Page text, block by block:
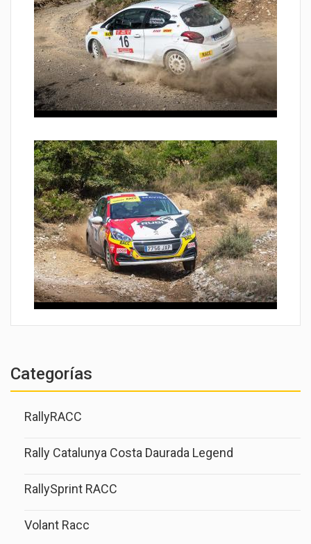
Categorías
RallyRACC
Rally Catalunya Costa Daurada Legend
RallySprint RACC
Volant Racc